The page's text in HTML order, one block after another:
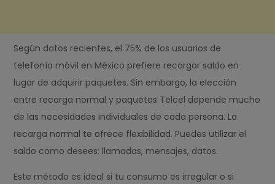
Según datos recientes, el 75% de los usuarios de
telefonía móvil en México prefiere recargar saldo en
lugar de adquirir paquetes. Sin embargo, la elección
entre recarga normal y paquetes Telcel depende mucho
de las necesidades individuales de cada persona. La
recarga normal te ofrece flexibilidad. Puedes utilizar el
saldo como desees: llamadas, mensajes, datos.
Este método es ideal si tu consumo es irregular o si